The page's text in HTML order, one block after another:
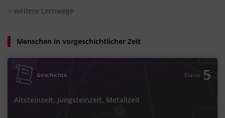
#Landwirtschaft
#Überschwemmung
weitere Lernwege
Menschen in vorgeschichtlicher Zeit
Geschichte Klasse 5
Altsteinzeit, Jungsteinzeit, Metallzeit